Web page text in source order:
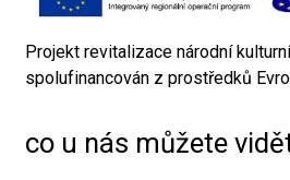
Projekt revitalizace národní
spolufinancován z prostředků
co u nás můžete